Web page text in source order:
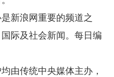
新浪网重要的频道之
际及社会新闻。每日编
传统中央媒体主办，